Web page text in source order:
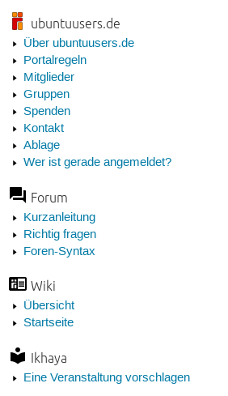
ubuntuusers.de
Über ubuntuusers.de
Portalregeln
Mitglieder
Gruppen
Spenden
Kontakt
Ablage
Wer ist gerade angemeldet?
Forum
Kurzanleitung
Richtig fragen
Foren-Syntax
Wiki
Übersicht
Startseite
Ikhaya
Eine Veranstaltung vorschlagen